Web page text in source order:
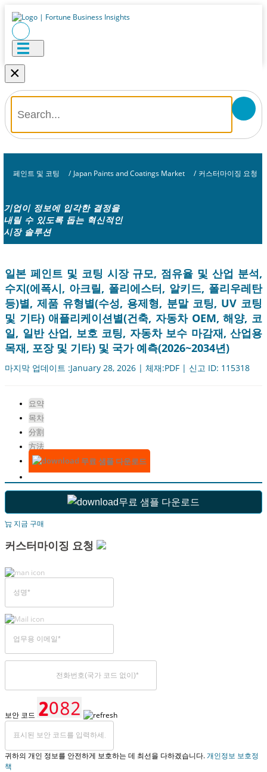
×
페인트 및 코팅 / Japan Paints and Coatings Market / 커스터마이징 요청
기업이 정보에 입각한 결정을
내릴 수 있도록 돕는 혁신적인
시장 솔루션
일본 페인트 및 코팅 시장 규모, 점유율 및 산업 분석,
수지(에폭시, 아크릴, 폴리에스터, 알키드, 폴리우레탄
등)별, 제품 유형별(수성, 용제형, 분말 코팅, UV 코팅
및 기타) 애플리케이션별(건축, 자동차 OEM, 해양, 코
일, 일반 산업, 보호 코팅, 자동차 보수 마감재, 산업용
목재, 포장 및 기타) 및 국가 예측(2026~2034년)
마지막 업데이트 :January 28, 2026 | 체재:PDF | 신고 ID: 115318
요약
목차
分割
方法
무료 샘플 다운로드
무료 샘플 다운로드
지금 구매
커스터마이징 요청
보안 코드
귀하의 개인 정보를 안전하게 보호하는 데 최선을 다하겠습니다.개인정보 보호정
책